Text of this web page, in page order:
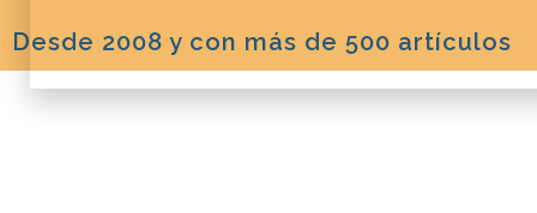
Desde 2008 y con más de 500 artículos